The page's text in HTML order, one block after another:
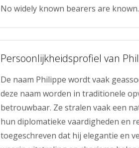
No widely known bearers are known.
Persoonlijkheidsprofiel van
De naam Philippe wordt vaak
deze naam worden in traditionele
betrouwbaar. Ze stralen vaak een
hun diplomatieke vaardigheden en
toegeschreven dat hij elegantie en